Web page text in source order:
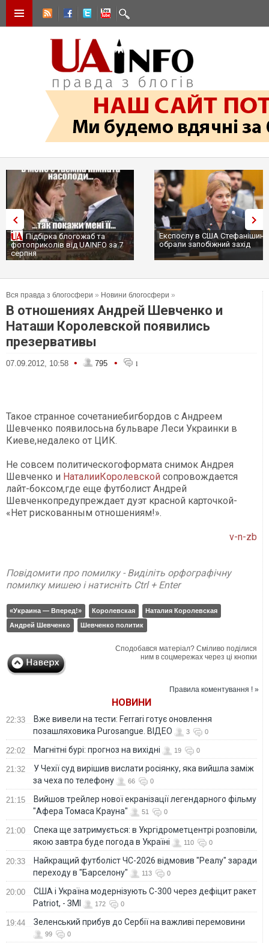
Підбірка блогожаб та
фотоприколів від UAINFO за 7
серпня
Експослу в США
обрали запобіжний захід
Вся правда з блогосфери » Новини блогосфери »
В отношениях Андрей Шевченко и
Наташи Королевской появились
презервативы
07.09.2012, 10:58 • 795 • 1
Такое странное сочетаниебигбордов с Андреем
Шевченко появилосьна бульваре Леси Украинки в
Киеве,недалеко от ЦИК.
Не совсем политическогоформата снимок Андрея
Шевченко и НаталииКоролевской сопровождается
лайт-боксом,где еще футболист Андрей
Шевченкопредупреждает дуэт красной карточкой-
«Нет рискованным отношениям!».
v-n-zb
Повідомити про помилку - Виділіть орфографічну
помилку мишею і натисніть Ctrl + Enter
«Украина — Вперед!» Королевская
Наталия Королевская
Андрей Шевченко
Шевченко политик
Сподобався матеріал? Сміливо поділися
ним в соцмережах через ці кнопки
Правила коментування ! »
НОВИНИ
22:33
Вже вивели на тести: Ferrari готує оновлення
позашляховика Purosangue. ВІДЕО
3 0
22:02 Магнітні бурі: прогноз на вихідні 19 0
21:32
У Чехії суд вирішив вислати росіянку, яка вийшла заміж
за чеха по телефону
66 0
21:15
Вийшов трейлер нової екранізації легендарного фільму
"Афера Томаса Крауна"
51 0
21:00
Спека ще затримується: в Укргідрометцентрі розповіли,
якою завтра буде погода в Україні
110 0
20:33
Найкращий футболіст ЧС-2026 відмовив "Реалу" заради
переходу в "Барселону"
113 0
20:00
США і Україна модернізують С-300 через дефіцит ракет
Patriot, - ЗМІ
172 0
19:44 Зеленський прибув до Сербії на важливі перемовини
99 0